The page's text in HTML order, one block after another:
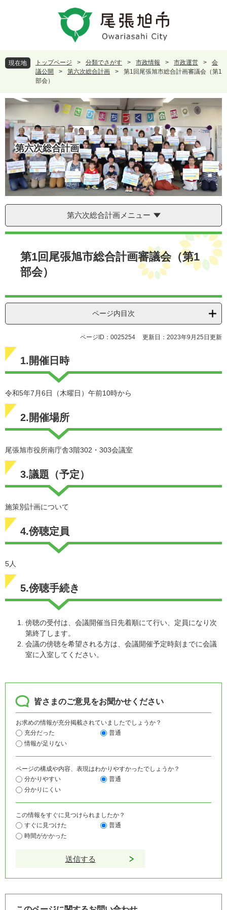
頭
で
飛
ば
文
へ
現在地 トップページ > 分類でさがす > 市政情報 > 市政運営 >
会
議公開
> 第六次総合計画 >
第1回尾張旭市総合計画審議会（第1
部会）
第六次総合計画
第六次総合計画メニュー
本
第1回尾張旭市総合計画審議会（第1
部会）
ページ内目次
ページID：0025254 更新日：2023年9月25日更新
1.開催日時
令和5年7月6日（木曜日）午前10時から
2.開催場所
尾張旭市役所南庁舎3階302・303会議室
3.議題（予定）
施策別計画について
4.傍聴定員
5人
5.傍聴手続き
傍聴の受付は、会議開催当日先着順にて行い、定員になり次
第終了します。
会議の傍聴を希望される方は、会議開催予定時刻までに会議
室に入室してください。
皆さまのご意見をお聞かせください
お求めの情報が充分掲載されていましたでしょうか？
充分だった
普通
情報が足りない
ページの構成や内容、表現はわかりやすかったでしょうか？
分かりやすい
普通
分かりにくい
この情報をすぐに見つけられましたか？
すぐに見つけた
普通
時間がかかった